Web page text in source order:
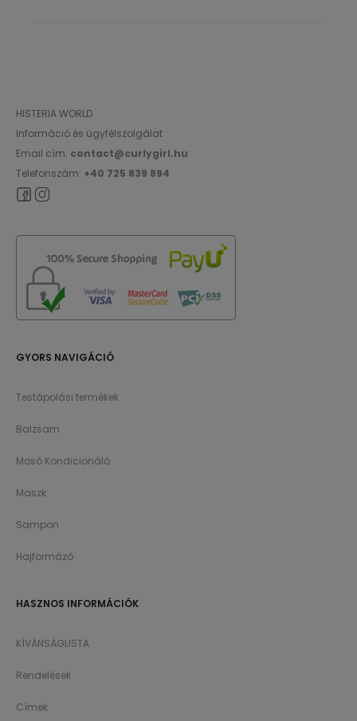
HISTERIA WORLD
Információ és ügyfélszolgálat
Email cím: contact@curlygirl.hu
Telefonszám: +40 725 839 894
GYORS NAVIGÁCIÓ
Testápolási termékek
Balzsam
Mosó Kondicionáló
Maszk
Sampon
Hajformázó
HASZNOS INFORMÁCIÓK
KÍVÁNSÁGLISTA
Rendelések
Címek